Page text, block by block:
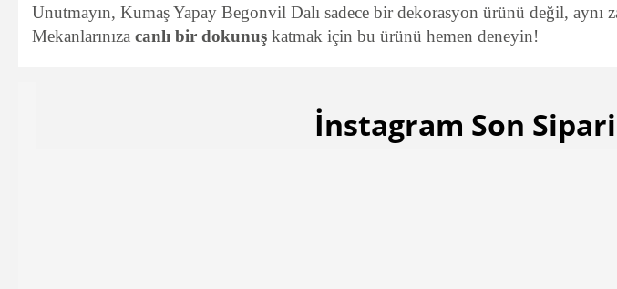
Unutmayın, Kumaş Yapay Begonvil Dalı sadece bir dekorasyon ürünü değil, aynı
Mekanlarınıza canlı bir dokunuş katmak için bu ürünü hemen deneyin!
İnstagram Son